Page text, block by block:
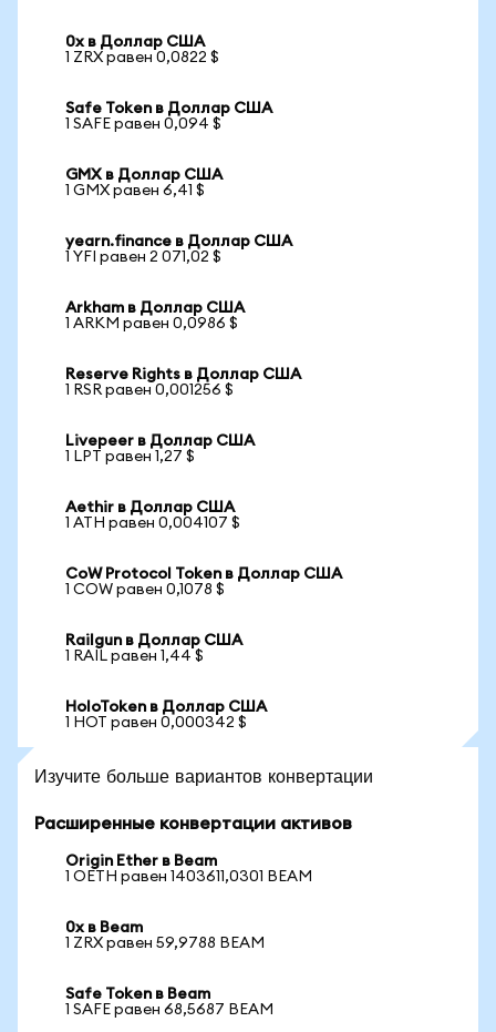
0x в Доллар США
1 ZRX равен 0,0822 $
Safe Token в Доллар США
1 SAFE равен 0,094 $
GMX в Доллар США
1 GMX равен 6,41 $
yearn.finance в Доллар США
1 YFI равен 2 071,02 $
Arkham в Доллар США
1 ARKM равен 0,0986 $
Reserve Rights в Доллар США
1 RSR равен 0,001256 $
Livepeer в Доллар США
1 LPT равен 1,27 $
Aethir в Доллар США
1 ATH равен 0,004107 $
CoW Protocol Token в Доллар США
1 COW равен 0,1078 $
Railgun в Доллар США
1 RAIL равен 1,44 $
HoloToken в Доллар США
1 HOT равен 0,000342 $
Изучите больше вариантов конвертации
Расширенные конвертации активов
Origin Ether в Beam
1 OETH равен 1403611,0301 BEAM
0x в Beam
1 ZRX равен 59,9788 BEAM
Safe Token в Beam
1 SAFE равен 68,5687 BEAM